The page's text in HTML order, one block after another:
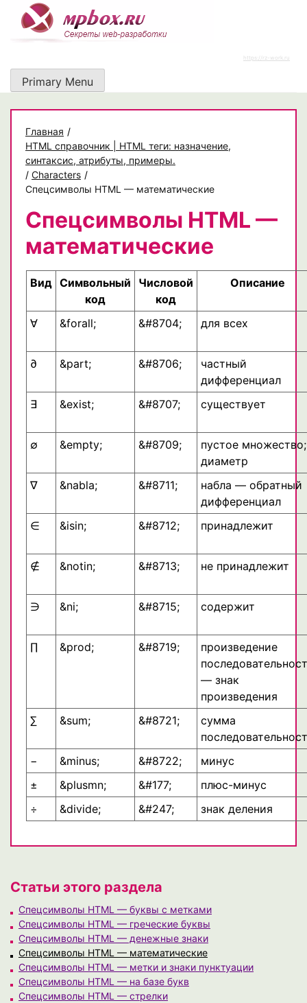
content
https://rz-work.ru
Primary Menu
Главная /
HTML справочник | HTML теги: назначение,
синтаксис, атрибуты, примеры.
/ Characters /
Спецсимволы HTML — математические
Спецсимволы HTML —
математические
Вид Символьный
код
Числовой
код
Описание
∀ &forall; &#8704; для всех
∂ &part; &#8706;
частный
дифференциал
∃
&exist; &#8707; существует
∅ &empty; &#8709;
пустое множество;
диаметр
∇
&nabla; &#8711;
набла — обратный
дифференциал
∈
&isin; &#8712; принадлежит
∉ &notin; &#8713; не принадлежит
∋ &ni; &#8715; содержит
∏ &prod; &#8719;
произведение
— знак
произведения
∑
&sum; &#8721;
сумма
−
&minus; &#8722;
минус
±
&plusmn; &#177;
плюс-минус
÷
&divide; &#247; знак деления
Статьи этого раздела
Спецсимволы HTML — буквы с метками
Спецсимволы HTML — греческие буквы
Спецсимволы HTML — денежные знаки
Спецсимволы HTML — математические
Спецсимволы HTML — метки и знаки пунктуации
Спецсимволы HTML — на базе букв
Спецсимволы HTML — стрелки